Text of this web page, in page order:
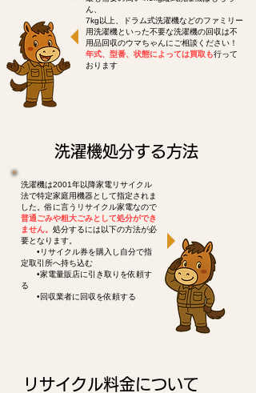
ん、
7kg以上、ドラム式洗濯機などのファミリー
用洗濯機といった不要な洗濯機の回収は不
用品回収のウマちゃんにご相談ください！
年式、型番、状態によっては買取も行って
おります
洗濯機処分する方法
洗濯機は2001年以降家電リサイクル
法で特定家庭用機器として指定されま
した。俗に言うリサイクル家電なので
普通ごみや粗大ごみとして処分ができ
ません。 処分するには以下の方法が必
要となります。
•リサイクル券を購入し自分で指
定取引所へ持ち込む
•家電量販店に引き取りを依頼す
る
•回収業者に回収を依頼する
リサイクル料金について